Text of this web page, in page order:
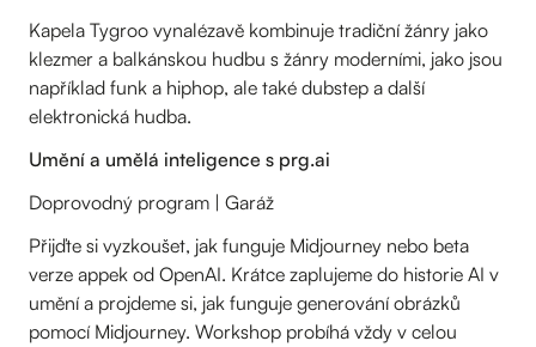
​Kapela Tygroo vynalézavě kombinuje tradiční žánry jako
klezmer a balkánskou hudbu s žánry moderními, jako jsou
například funk a hiphop, ale také dubstep a další
elektronická hudba.
Umění a umělá inteligence s prg.ai
Doprovodný program | Garáž
Přijďte si vyzkoušet, jak funguje Midjourney nebo beta
verze appek od OpenAI. Krátce zaplujeme do historie AI v
umění a projdeme si, jak funguje generování obrázků
pomocí Midjourney. Workshop probíhá vždy v celou